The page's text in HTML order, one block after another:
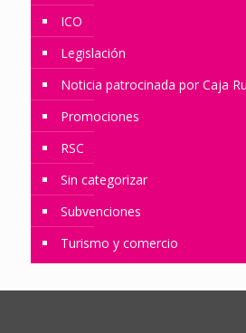
ICO
Legislación
Noticia patrocinada por Caja
Promociones
RSC
Sin categorizar
Subvenciones
Turismo y comercio